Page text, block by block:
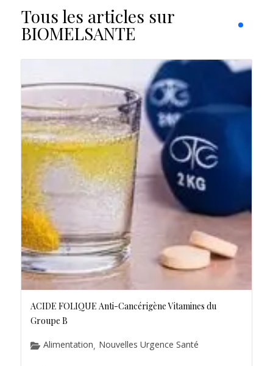
Tous les articles sur
BIOMELSANTE
ACIDE FOLIQUE Anti-Cancérigène Vitamines du
Groupe B
Alimentation, Nouvelles Urgence Santé